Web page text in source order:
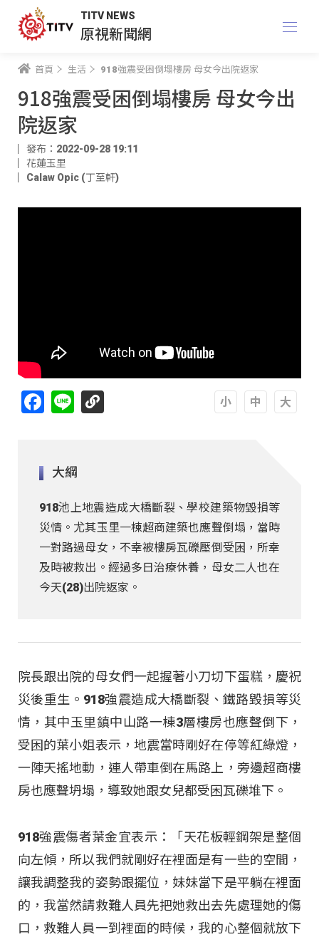
TITV NEWS
原視新聞網
首頁 生活 918強震受困倒塌樓房 母女今出院返家
918強震受困倒塌樓房 母女今出
院返家
發布：2022-09-28 19:11
花蓮玉里
Calaw Opic (丁至軒)
Facebook
Line
大綱
918池上地震造成大橋斷裂、學校建築物毀損等
災情。尤其玉里一棟超商建築也應聲倒塌，當時
一對路過母女，不幸被樓房瓦礫壓倒受困，所幸
及時被救出。經過多日治療休養，母女二人也在
今天(28)出院返家。
院長跟出院的母女們一起握著小刀切下蛋糕，慶祝
災後重生。918強震造成大橋斷裂、鐵路毀損等災
情，其中玉里鎮中山路一棟3層樓房也應聲倒下，
受困的葉小姐表示，地震當時剛好在停等紅綠燈，
一陣天搖地動，連人帶車倒在馬路上，旁邊超商樓
房也應聲坍塌，導致她跟女兒都受困瓦礫堆下。
918強震傷者葉金宜表示：「天花板輕鋼架是整個
向左傾，所以我們就剛好在裡面是有一些的空間，
讓我調整我的姿勢跟擺位，妹妹當下是平躺在裡面
的，我當然請救難人員先把她救出去先處理她的傷
口，救難人員一到裡面的時候，我的心整個就放下